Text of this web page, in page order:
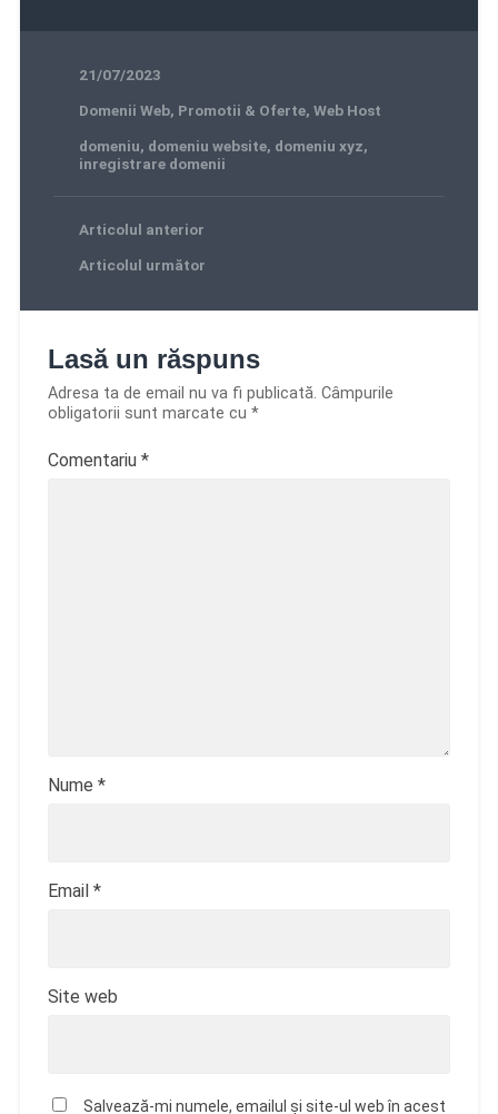
21/07/2023
Domenii Web, Promotii & Oferte, Web Host
domeniu, domeniu website, domeniu xyz,
inregistrare domenii
Articolul anterior
Articolul următor
Lasă un răspuns
Adresa ta de email nu va fi publicată. Câmpurile
obligatorii sunt marcate cu *
Comentariu *
Nume *
Email *
Site web
Salvează-mi numele, emailul și site-ul web în acest